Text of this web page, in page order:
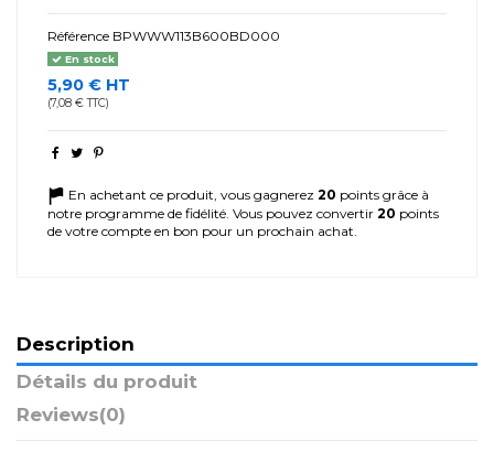
Référence BPWWW113B600BD000
En stock
5,90 € HT
(7,08 € TTC)
En achetant ce produit, vous gagnerez 20 points grâce à
notre programme de fidélité. Vous pouvez convertir 20 points
de votre compte en bon pour un prochain achat.
Description
Détails du produit
Reviews(0)